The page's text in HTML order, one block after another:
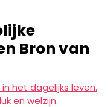
Bron van
het dagelijks leven.
en welzijn.